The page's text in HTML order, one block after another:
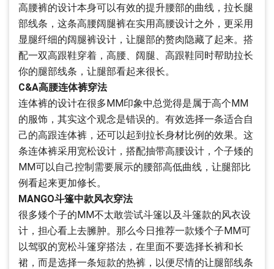
高腰裤的设计本身可以有效的提升腰部的曲线，拉长腿
部线条，这条高腰阔腿裤在实用高腰设计之外，更采用
显腿纤细的阔腿裤设计，让腿部的赘肉隐藏了起来。搭
配一双高跟鞋穿着，高腰、阔腿、高跟鞋同时帮助拉长
你的腿部线条，让腿部看起来很长。
C&A高腰连体裤穿法
连体裤的设计在很多MM印象中总觉得是属于高个MM
的服饰，其实这个观念是错误的。有效选择一条适合自
己的高跟连体裤，还可以起到拉长身材比例的效果。这
条连体裤采用宽松设计，搭配抽带高腰设计，个子矮的
MM可以自己控制需要展示的腰部高低曲线，让腿部比
例看起来更加修长。
MANGO斗篷中款风衣穿法
很多矮个子的MM不太敢尝试斗篷以及斗篷款的风衣设
计，担心看上去臃肿。那么今日推荐一款矮个子MM可
以驾驭的宽松斗篷穿搭法，在里面不要选择长裤和长
裙，而是选择一条短款的热裤，以便尽情的让腿部线条